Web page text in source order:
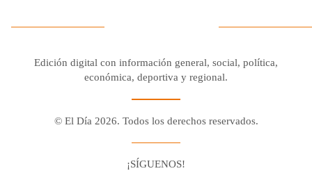
Edición digital con información general, social, política,
económica, deportiva y regional.
© El Día 2026. Todos los derechos reservados.
¡SÍGUENOS!